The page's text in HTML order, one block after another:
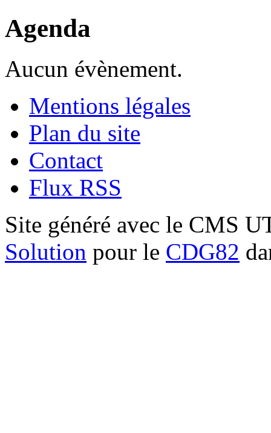
Agenda
Aucun évènement.
Mentions légales
Plan du site
Contact
Flux RSS
Site généré avec le CMS
Solution pour le CDG82